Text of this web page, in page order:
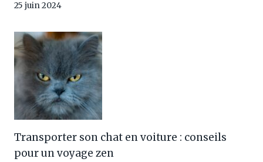
25 juin 2024
Transporter son chat en voiture : conseils
pour un voyage zen